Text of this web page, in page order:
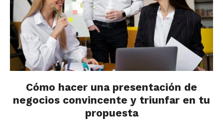
Cómo hacer una presentación de
negocios convincente y triunfar en tu
propuesta